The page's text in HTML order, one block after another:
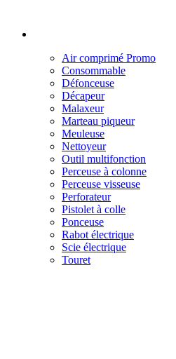
Air comprimé Promo
Consommable
Défonceuse
Décapeur
Malaxeur
Marteau piqueur
Meuleuse
Nettoyeur
Outil multifonction
Perceuse à colonne
Perceuse visseuse
Perforateur
Pistolet à colle
Ponceuse
Rabot électrique
Scie électrique
Touret